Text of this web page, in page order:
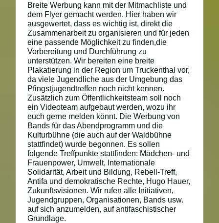
Breite Werbung kann mit der Mitmachliste und
dem Flyer gemacht werden. Hier haben wir
ausgewertet, dass es wichtig ist, direkt die
Zusammenarbeit zu organisieren und für jeden
eine passende Möglichkeit zu finden,die
Vorbereitung und Durchführung zu
unterstützen. Wir bereiten eine breite
Plakatierung in der Region um Truckenthal vor,
da viele Jugendliche aus der Umgebung das
Pfingstjugendtreffen noch nicht kennen.
Zusätzlich zum Öffentlichkeitsteam soll noch
ein Videoteam aufgebaut werden, wozu ihr
euch gerne melden könnt. Die Werbung von
Bands für das Abendprogramm und die
Kulturbühne (die auch auf der Waldbühne
stattfindet) wurde begonnen. Es sollen
folgende Treffpunkte stattfinden: Mädchen- und
Frauenpower, Umwelt, Internationale
Solidarität, Arbeit und Bildung, Rebell-Treff,
Antifa und demokratische Rechte, Hugo Hauer,
Zukunftsvisionen. Wir rufen alle Initiativen,
Jugendgruppen, Organisationen, Bands usw.
auf sich anzumelden, auf antifaschistischer
Grundlage.